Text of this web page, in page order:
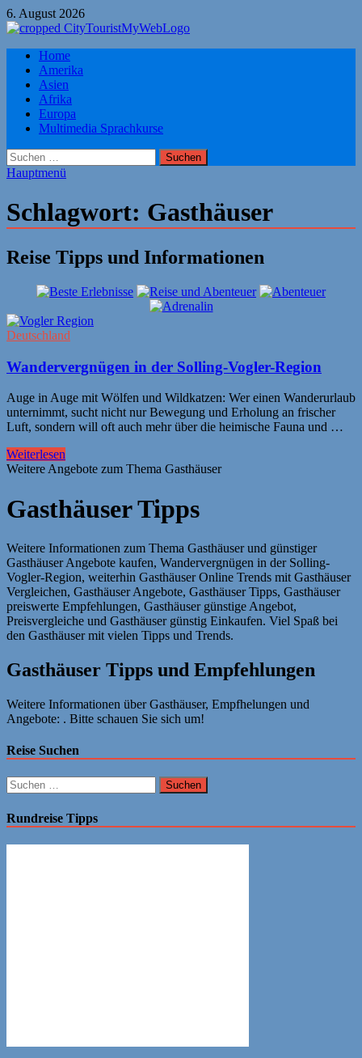
Zum
Inhalt
6. August 2026
Citytourist Reise Tipps
Urlaub, Ferien, Flüge, Freizeit, Reise
Home
Amerika
Asien
Afrika
Europa
Multimedia Sprachkurse
Suchen
nach:
Hauptmenü
Schlagwort: Gasthäuser
Reise Tipps und Informationen
Deutschland
Wandervergnügen in der Solling-Vogler-Region
Auge in Auge mit Wölfen und Wildkatzen: Wer einen Wanderurlaub
unternimmt, sucht nicht nur Bewegung und Erholung an frischer
Luft, sondern will oft auch mehr über die heimische Fauna und …
Weiterlesen
Weitere Angebote zum Thema Gasthäuser
Gasthäuser Tipps
Weitere Informationen zum Thema Gasthäuser und günstiger
Gasthäuser Angebote kaufen, Wandervergnügen in der Solling-
Vogler-Region, weiterhin Gasthäuser Online Trends mit Gasthäuser
Vergleichen, Gasthäuser Angebote, Gasthäuser Tipps, Gasthäuser
preiswerte Empfehlungen, Gasthäuser günstige Angebot,
Preisvergleiche und Gasthäuser günstig Einkaufen. Viel Spaß bei
den Gasthäuser mit vielen Tipps und Trends.
Gasthäuser Tipps und Empfehlungen
Weitere Informationen über Gasthäuser, Empfhelungen und
Angebote: . Bitte schauen Sie sich um!
Reise Suchen
Suchen
nach:
Rundreise Tipps